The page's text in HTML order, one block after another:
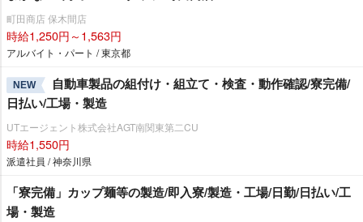
町田商店 保木間店
時給1,250円～1,563円
アルバイト・パート / 東京都
NEW
自動車製品の組付け・組立て・検査・動作確認/寮完備/
日払い/工場・製造
UTエージェント株式会社AGT南関東第二CU
時給1,550円
派遣社員 / 神奈川県
「寮完備」カップ麺等の製造/即入寮/製造・工場/日勤/日払い/工
場・製造